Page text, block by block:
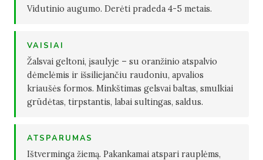
Vidutinio augumo. Derėti pradeda 4-5 metais.
VAISIAI
Žalsvai geltoni, įsaulyje – su oranžinio atspalvio
dėmelėmis ir išsiliejančiu raudoniu, apvalios
kriaušės formos. Minkštimas gelsvai baltas, smulkiai
grūdėtas, tirpstantis, labai sultingas, saldus.
ATSPARUMAS
Ištverminga žiemą. Pakankamai atspari rauplėms,